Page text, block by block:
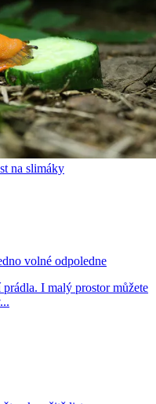
na slimáky
volné odpoledne
I malý prostor můžete